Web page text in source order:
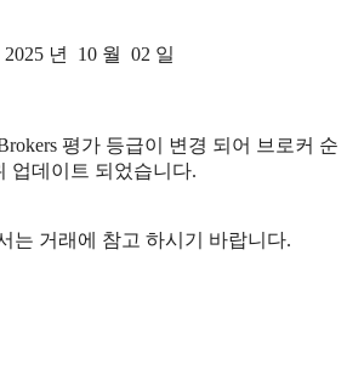
2025 년 10 월 02 일
평가 등급이 변경 되어 브로커 순
업데이트 되었습니다.
는 거래에 참고 하시기 바랍니다.